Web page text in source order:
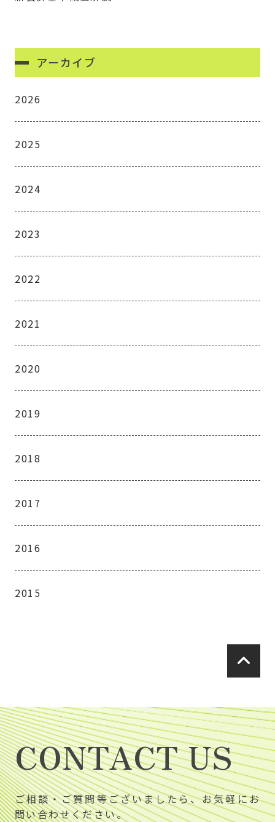
アーカイブ
2026
2025
2024
2023
2022
2021
2020
2019
2018
2017
2016
2015
CONTACT US
ご相談・ご質問等ございましたら、お気軽にお
問い合わせください。